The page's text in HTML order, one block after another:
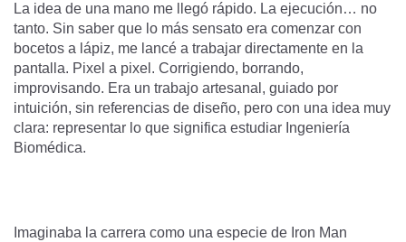
La idea de una mano me llegó rápido. La ejecución… no
tanto. Sin saber que lo más sensato era comenzar con
bocetos a lápiz, me lancé a trabajar directamente en la
pantalla. Pixel a pixel. Corrigiendo, borrando,
improvisando. Era un trabajo artesanal, guiado por
intuición, sin referencias de diseño, pero con una idea muy
clara: representar lo que significa estudiar Ingeniería
Biomédica.
Imaginaba la carrera como una especie de Iron Man